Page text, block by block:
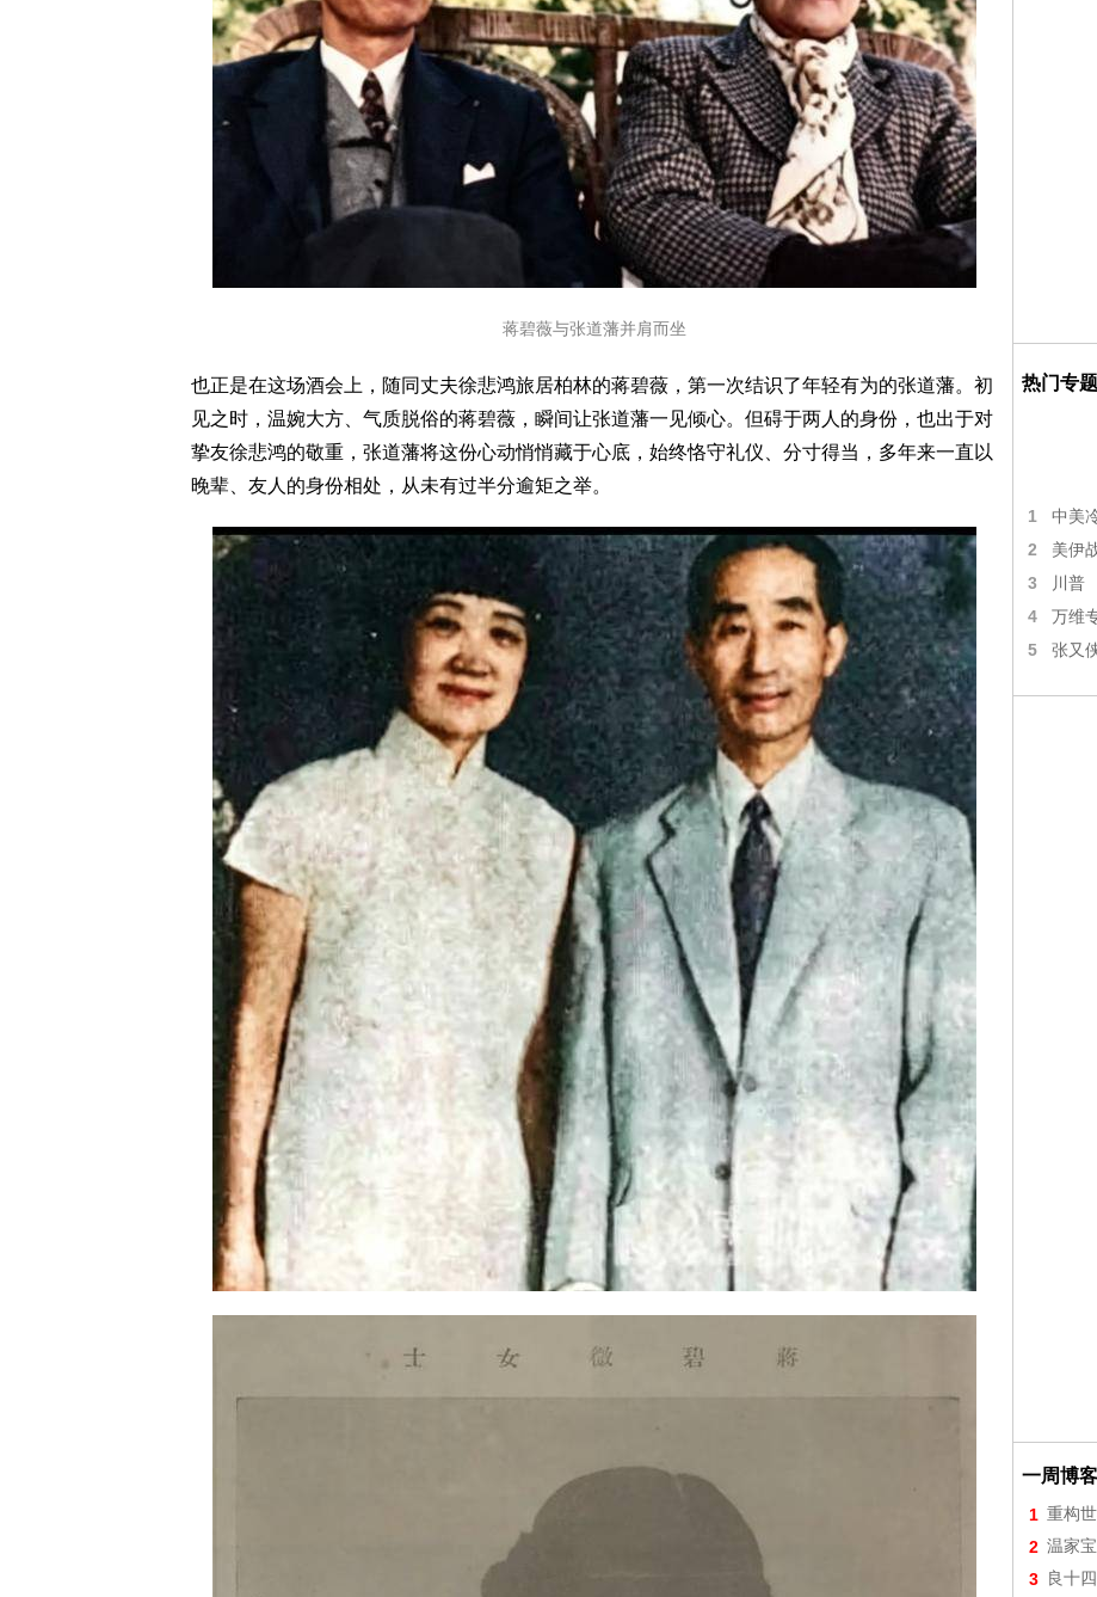
蒋碧薇与张道藩并肩而坐
也正是在这场酒会上，随同丈夫徐悲鸿旅居柏林的蒋碧薇，第一次结识了年轻有为的张道藩。初
见之时，温婉大方、气质脱俗的蒋碧薇，瞬间让张道藩一见倾心。但碍于两人的身份，也出于对
挚友徐悲鸿的敬重，张道藩将这份心动悄悄藏于心底，始终恪守礼仪、分寸得当，多年来一直以
晚辈、友人的身份相处，从未有过半分逾矩之举。
热门专题
1 中美
2 美伊
3 川普
4 万维
5 张又
一周博
1 重构
2 温家
3 良十